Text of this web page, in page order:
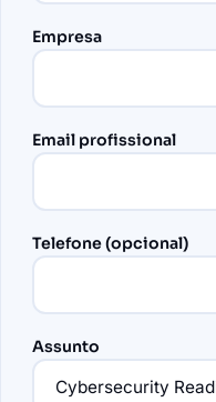
Empresa
Email profissional
Telefone (opcional)
Assunto